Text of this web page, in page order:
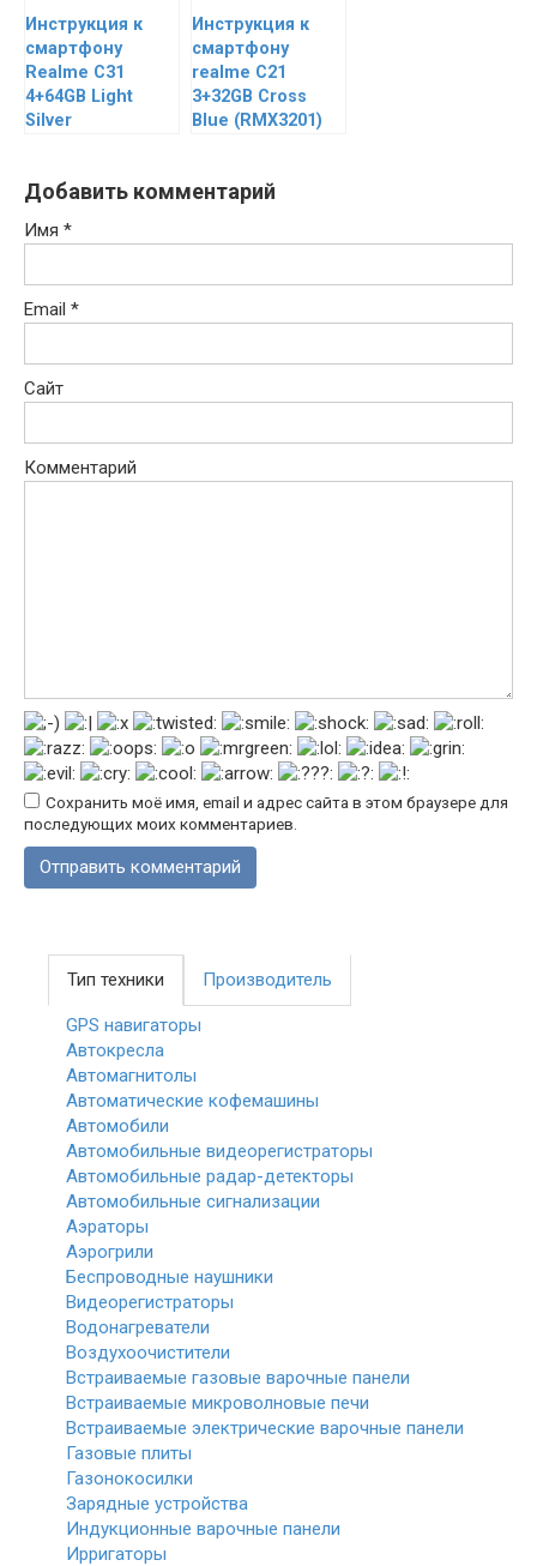
Инструкция к
смартфону
Realme C31
4+64GB Light
Silver
Инструкция к
смартфону
realme C21
3+32GB Cross
Blue (RMX3201)
Добавить комментарий
Имя *
Email *
Сайт
Комментарий
Сохранить моё имя, email и адрес сайта в этом браузере для
последующих моих комментариев.
Тип техники Производитель
GPS навигаторы
Автокресла
Автомагнитолы
Автоматические кофемашины
Автомобили
Автомобильные видеорегистраторы
Автомобильные радар-детекторы
Автомобильные сигнализации
Аэраторы
Аэрогрили
Беспроводные наушники
Видеорегистраторы
Водонагреватели
Воздухоочистители
Встраиваемые газовые варочные панели
Встраиваемые микроволновые печи
Встраиваемые электрические варочные панели
Газовые плиты
Газонокосилки
Зарядные устройства
Индукционные варочные панели
Ирригаторы